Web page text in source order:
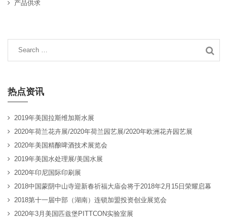
产品供求
热点资讯
2019年美国拉斯维加斯水展
2020年荷兰花卉展/2020年荷兰园艺展/2020年欧洲花卉园艺展
2020年美国精酿啤酒技术展览会
2019年美国水处理展/美国水展
2020年印尼国际印刷展
2018中国蒙阴中山寺迎新春祈福大庙会将于2018年2月15日荣耀启幕
2018第十一届中部（湖南）连锁加盟投资创业展览会
2020年3月美国匹兹堡PITTCON实验室展